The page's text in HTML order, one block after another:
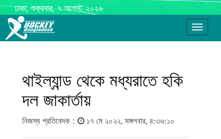
ঢাকা, শুক্রবার, ৭ আগস্ট ২০২৬
Toggle
থাইল্যান্ড থেকে মধ্যরাতে হকি
দল জাকার্তায়
নিজস্ব প্রতিবেদক : ১৭ মে ২০২২, মঙ্গলবার, ৪:৩৬:১০